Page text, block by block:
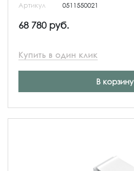
Артикул
0511550021
68 780 руб.
Купить в один клик
В корзину